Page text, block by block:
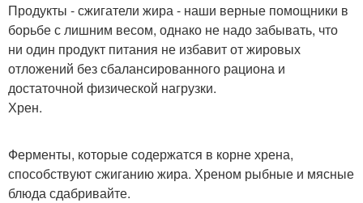
Продукты - сжигатели жира - наши верные помощники в
борьбе с лишним весом, однако не надо забывать, что
ни один продукт питания не избавит от жировых
отложений без сбалансированного рациона и
достаточной физической нагрузки.
Хрен.
Ферменты, которые содержатся в корне хрена,
способствуют сжиганию жира. Хреном рыбные и мясные
блюда сдабривайте.